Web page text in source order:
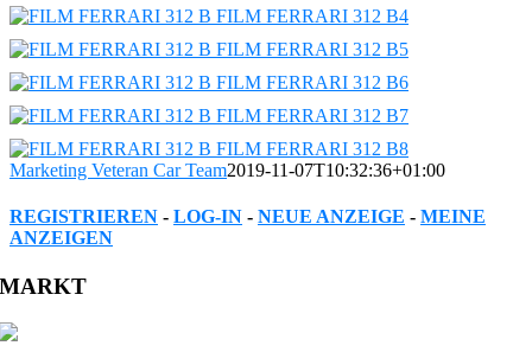
Marketing Veteran Car Team2019-11-07T10:32:36+01:00
REGISTRIEREN - LOG-IN - NEUE ANZEIGE - MEINE
ANZEIGEN
Facebook
Twitter
Reddit
LinkedIn
WhatsApp
Tumblr
Pinterest
Vk
Xing
Email
MARKT